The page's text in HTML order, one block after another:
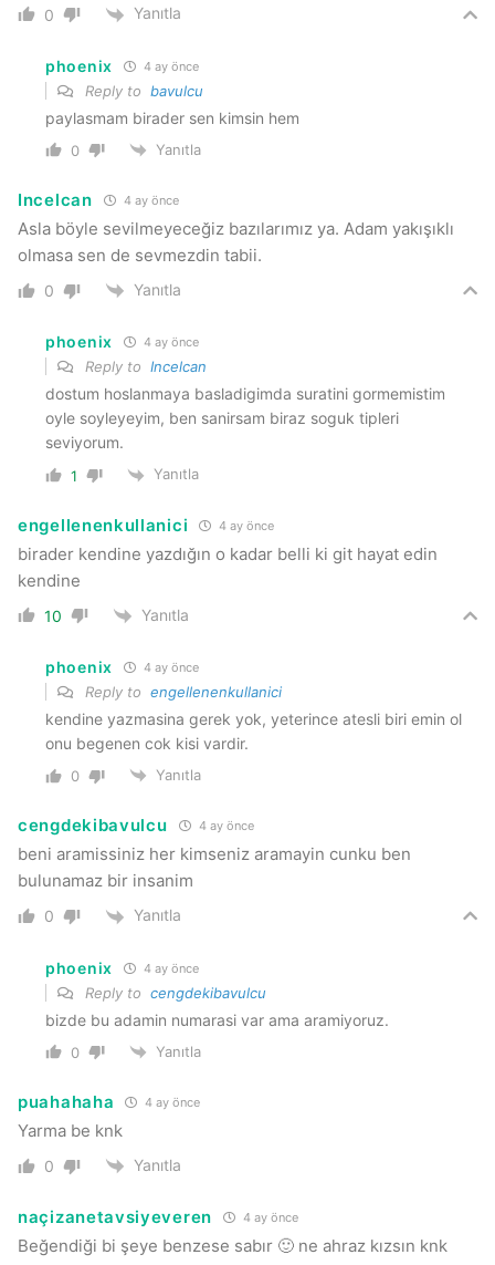
0 Yanıtla
phoenix 4 ay önce
Reply to bavulcu
paylasmam birader sen kimsin hem
0 Yanıtla
Incelcan 4 ay önce
Asla böyle sevilmeyeceğiz bazılarımız ya. Adam yakışıklı
olmasa sen de sevmezdin tabii.
0 Yanıtla
phoenix 4 ay önce
Reply to Incelcan
dostum hoslanmaya basladigimda suratini gormemistim
oyle soyleyeyim, ben sanirsam biraz soguk tipleri
seviyorum.
1 Yanıtla
engellenenkullanici 4 ay önce
birader kendine yazdığın o kadar belli ki git hayat edin
kendine
10 Yanıtla
phoenix 4 ay önce
Reply to engellenenkullanici
kendine yazmasina gerek yok, yeterince atesli biri emin ol
onu begenen cok kisi vardir.
0 Yanıtla
cengdekibavulcu 4 ay önce
beni aramissiniz her kimseniz aramayin cunku ben
bulunamaz bir insanim
0 Yanıtla
phoenix 4 ay önce
Reply to cengdekibavulcu
bizde bu adamin numarasi var ama aramiyoruz.
0 Yanıtla
puahahaha 4 ay önce
Yarma be knk
0 Yanıtla
naçizanetavsiyeveren 4 ay önce
Beğendiği bi şeye benzese sabır 🙂 ne ahraz kızsın knk